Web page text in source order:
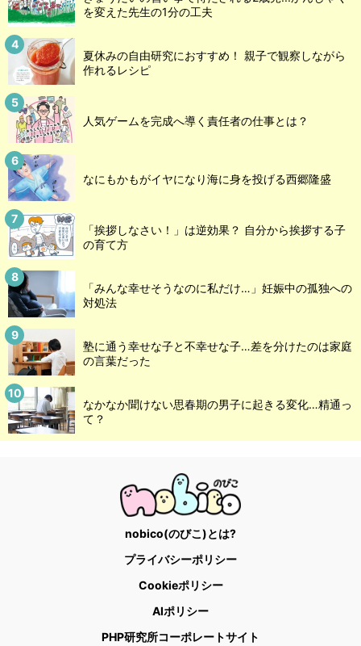
を変えた先生の1分の工夫
夏休みの自由研究におすすめ！ 親子で観察しながら
作れるレシピ
人気ゲームを完成へ導く責任者の仕事とは？
なにもかもがイヤになり海に身を投げる西郷隆盛
「挨拶しなさい！」は逆効果？ 自分から挨拶する子
の育て方
「みんな幸せそうなのに私だけ…」妊娠中の孤独への
対処法
塾に通う幸せな子と不幸せな子…差を分けたのは家庭
の言葉だった
なかなか聞けない思春期の男子に起きる変化…精通っ
て？
nobico(のびこ)とは?
プライバシーポリシー
Cookieポリシー
AIポリシー
PHP研究所コーポレートサイト